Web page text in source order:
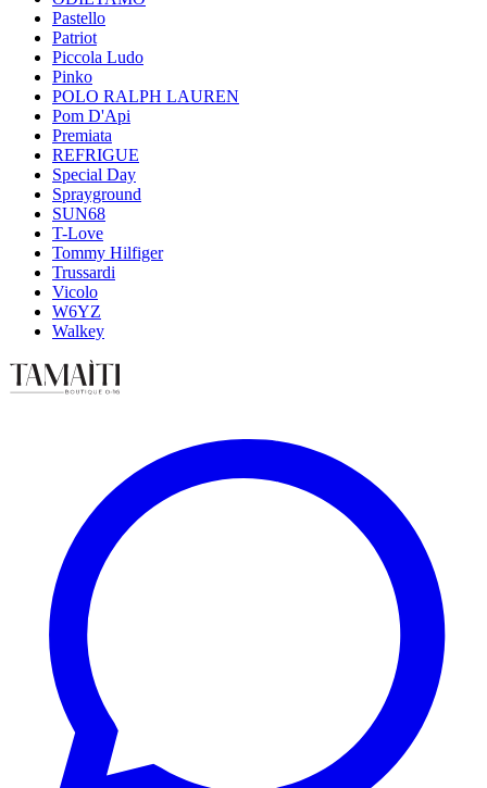
Pastello
Patriot
Piccola Ludo
Pinko
POLO RALPH LAUREN
Pom D'Api
Premiata
REFRIGUE
Special Day
Sprayground
SUN68
T-Love
Tommy Hilfiger
Trussardi
Vicolo
W6YZ
Walkey